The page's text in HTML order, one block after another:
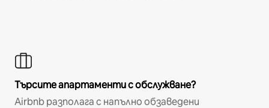
Търсите апартаменти с обслужване?
Airbnb разполага с напълно обзаведени